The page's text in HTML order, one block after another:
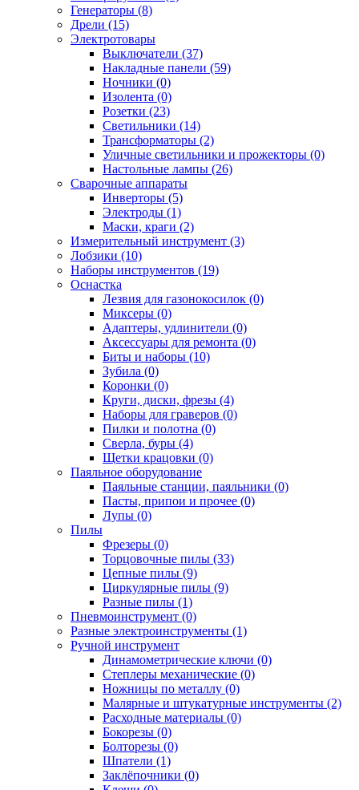
Генераторы (8)
Дрели (15)
Электротовары
Выключатели (37)
Накладные панели (59)
Ночники (0)
Изолента (0)
Розетки (23)
Светильники (14)
Трансформаторы (2)
Уличные светильники и прожекторы (0)
Настольные лампы (26)
Сварочные аппараты
Инверторы (5)
Электроды (1)
Маски, краги (2)
Измерительный инструмент (3)
Лобзики (10)
Наборы инструментов (19)
Оснастка
Лезвия для газонокосилок (0)
Миксеры (0)
Адаптеры, удлинители (0)
Аксессуары для ремонта (0)
Биты и наборы (10)
Зубила (0)
Коронки (0)
Круги, диски, фрезы (4)
Наборы для граверов (0)
Пилки и полотна (0)
Сверла, буры (4)
Щетки крацовки (0)
Паяльное оборудование
Паяльные станции, паяльники (0)
Пасты, припои и прочее (0)
Лупы (0)
Пилы
Фрезеры (0)
Торцовочные пилы (33)
Цепные пилы (9)
Циркулярные пилы (9)
Разные пилы (1)
Пневмоинструмент (0)
Разные электроинструменты (1)
Ручной инструмент
Динамометрические ключи (0)
Степлеры механические (0)
Ножницы по металлу (0)
Малярные и штукатурные инструменты (2)
Расходные материалы (0)
Бокорезы (0)
Болторезы (0)
Шпатели (1)
Заклёпочники (0)